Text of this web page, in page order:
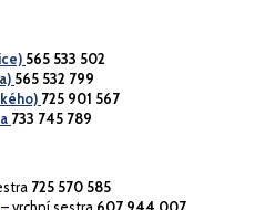
565 533 502
565 532 799
725 901 567
733 745 789
725 570 585